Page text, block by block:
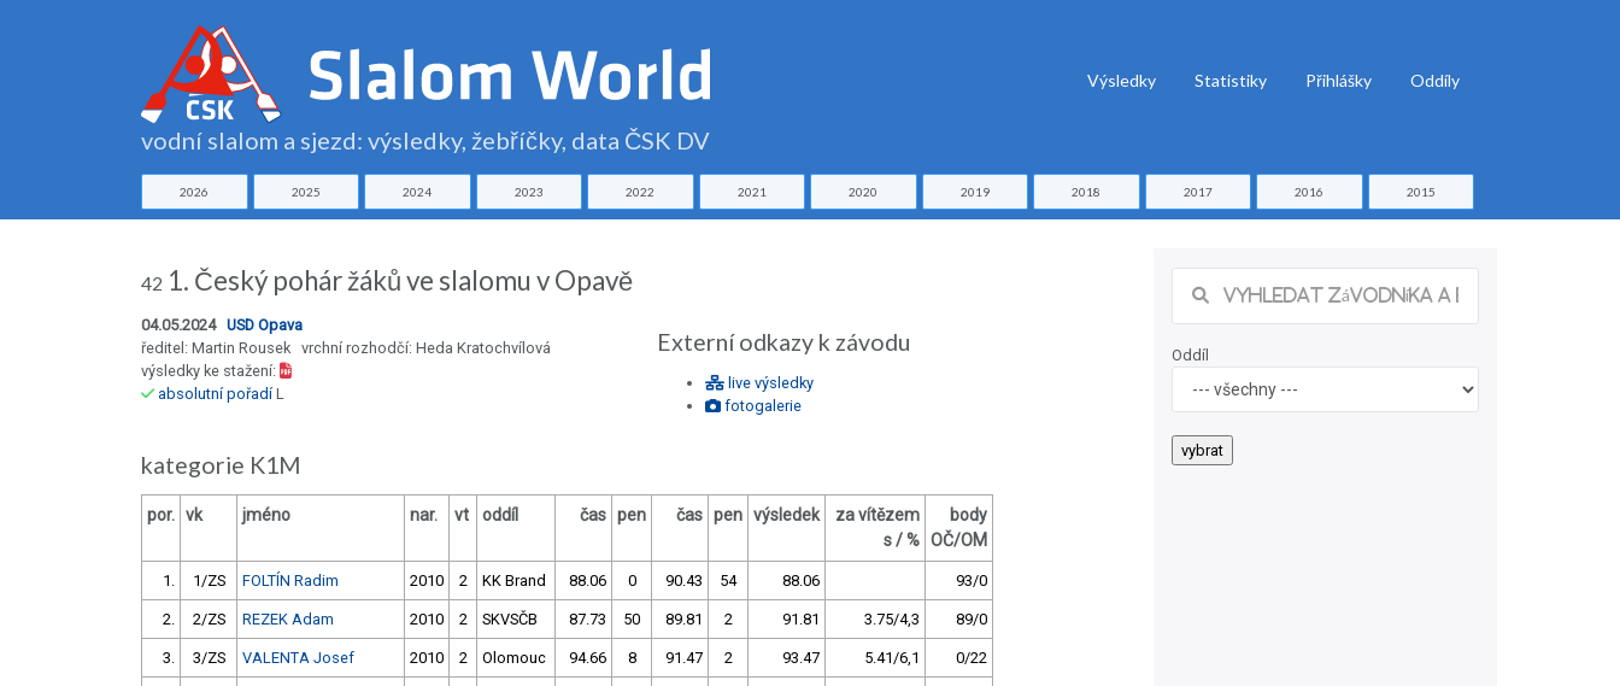
vodní slalom a sjezd: výsledky, žebříčky, data ČSK DV
Výsledky Statistiky Přihlášky Oddíly
2026 2025 2024 2023 2022 2021 2020 2019 2018 2017 2016 2015
42 1. Český pohár žáků ve slalomu v Opavě
04.05.2024 USD Opava
ředitel: Martin Rousek vrchní rozhodčí: Heda Kratochvílová
výsledky ke stažení:
absolutní pořadíL
Externí odkazy k závodu
live výsledky
fotogalerie
kategorie K1M
por. vk jméno nar. vt oddíl čas pen čas pen výsledek
za vítězem
s / %
body
OČ/OM
1. 1/ZS FOLTÍN Radim 2010 2 KK Brand 88.06 0 90.43 54 88.06 93/0
2. 2/ZS REZEK Adam 2010 2 SKVSČB 87.73 50 89.81 2 91.81 3.75/4,3 89/0
3. 3/ZS VALENTA Josef 2010 2 Olomouc 94.66 8 91.47 2 93.47 5.41/6,1 0/22
Oddíl